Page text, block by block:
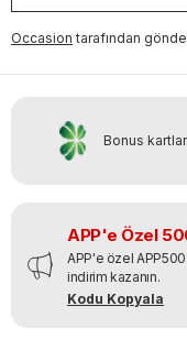
Occasion tarafından
Bonus
APP'e Özel
APP'e özel
indirim kazanın.
Kodu Kopyala